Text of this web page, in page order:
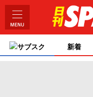
サブスク 新着